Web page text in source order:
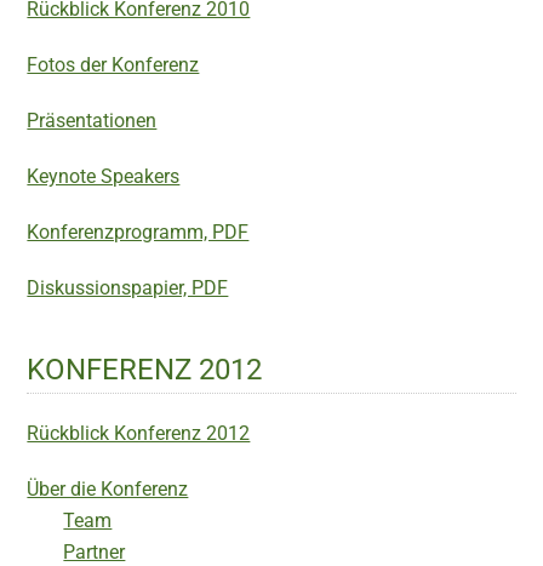
Rückblick Konferenz 2010
Fotos der Konferenz
Präsentationen
Keynote Speakers
Konferenzprogramm, PDF
Diskussionspapier, PDF
KONFERENZ 2012
Rückblick Konferenz 2012
Über die Konferenz
Team
Partner